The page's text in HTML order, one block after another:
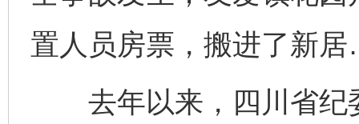
置人员房票，搬进了新
去年以来，四川省纪